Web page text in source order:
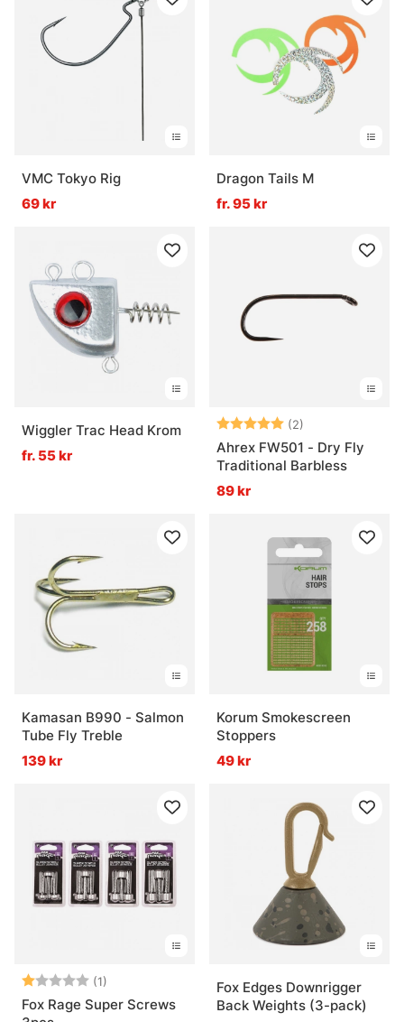
VMC Tokyo Rig
69 kr
Dragon Tails M
fr. 95 kr
Wiggler Trac Head Krom
fr. 55 kr
Betyg: (2)
Ahrex FW501 - Dry Fly
Traditional Barbless
89 kr
Kamasan B990 - Salmon
Tube Fly Treble
139 kr
Korum Smokescreen
Stoppers
49 kr
Betyg: (1)
1.0 utav 5 stjärnor
Fox Rage Super Screws
Fox Edges Downrigger
Back Weights (3-pack)